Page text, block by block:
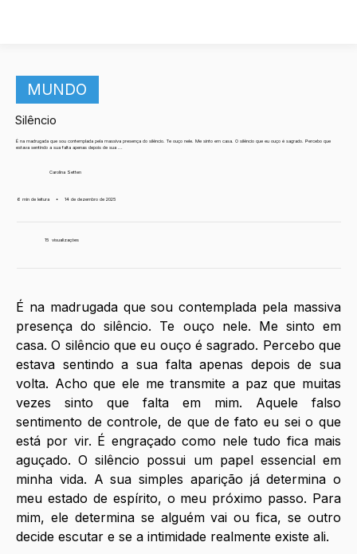
MUNDO
Silêncio
É na madrugada que sou contemplada pela massiva presença do silêncio. Te ouço nele. Me sinto em casa. O silêncio que eu ouço é sagrado. Percebo que
estava sentindo a sua falta apenas depois de sua ...
Carolina Setten
6 min de leitura • 14 de dezembro de 2025
15 visualizações
É na madrugada que sou contemplada pela massiva
presença do silêncio. Te ouço nele. Me sinto em
casa. O silêncio que eu ouço é sagrado. Percebo que
estava sentindo a sua falta apenas depois de sua
volta. Acho que ele me transmite a paz que muitas
vezes sinto que falta em mim. Aquele falso
sentimento de controle, de que de fato eu sei o que
está por vir. É engraçado como nele tudo fica mais
aguçado. O silêncio possui um papel essencial em
minha vida. A sua simples aparição já determina o
meu estado de espírito, o meu próximo passo. Para
mim, ele determina se alguém vai ou fica, se outro
decide escutar e se a intimidade realmente existe ali.